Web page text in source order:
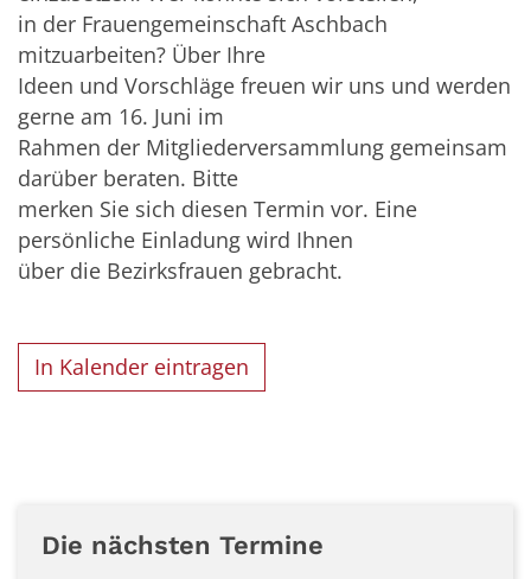
in der Frauengemeinschaft Aschbach
mitzuarbeiten? Über Ihre
Ideen und Vorschläge freuen wir uns und werden
gerne am 16. Juni im
Rahmen der Mitgliederversammlung gemeinsam
darüber beraten. Bitte
merken Sie sich diesen Termin vor. Eine
persönliche Einladung wird Ihnen
über die Bezirksfrauen gebracht.
In Kalender eintragen
Die nächsten Termine